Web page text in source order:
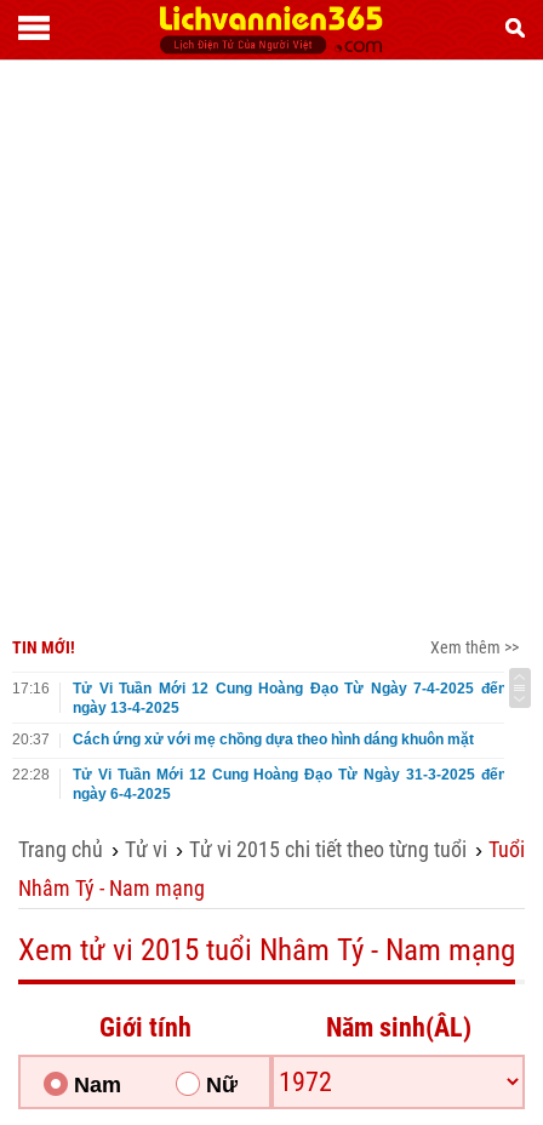
TIN MỚI! Xem thêm >>
17:16
Tử Vi Tuần Mới 12 Cung Hoàng Đạo Từ Ngày 7-4-2025 đến
ngày 13-4-2025
20:37
Cách ứng xử với mẹ chồng dựa theo hình dáng khuôn mặt
22:28
Tử Vi Tuần Mới 12 Cung Hoàng Đạo Từ Ngày 31-3-2025 đến
ngày 6-4-2025
Trang chủ › Tử vi › Tử vi 2015 chi tiết theo từng tuổi › Tuổi
Nhâm Tý - Nam mạng
Xem tử vi 2015 tuổi Nhâm Tý - Nam mạng
Giới tính
Nam Nữ
Năm sinh(ÂL)